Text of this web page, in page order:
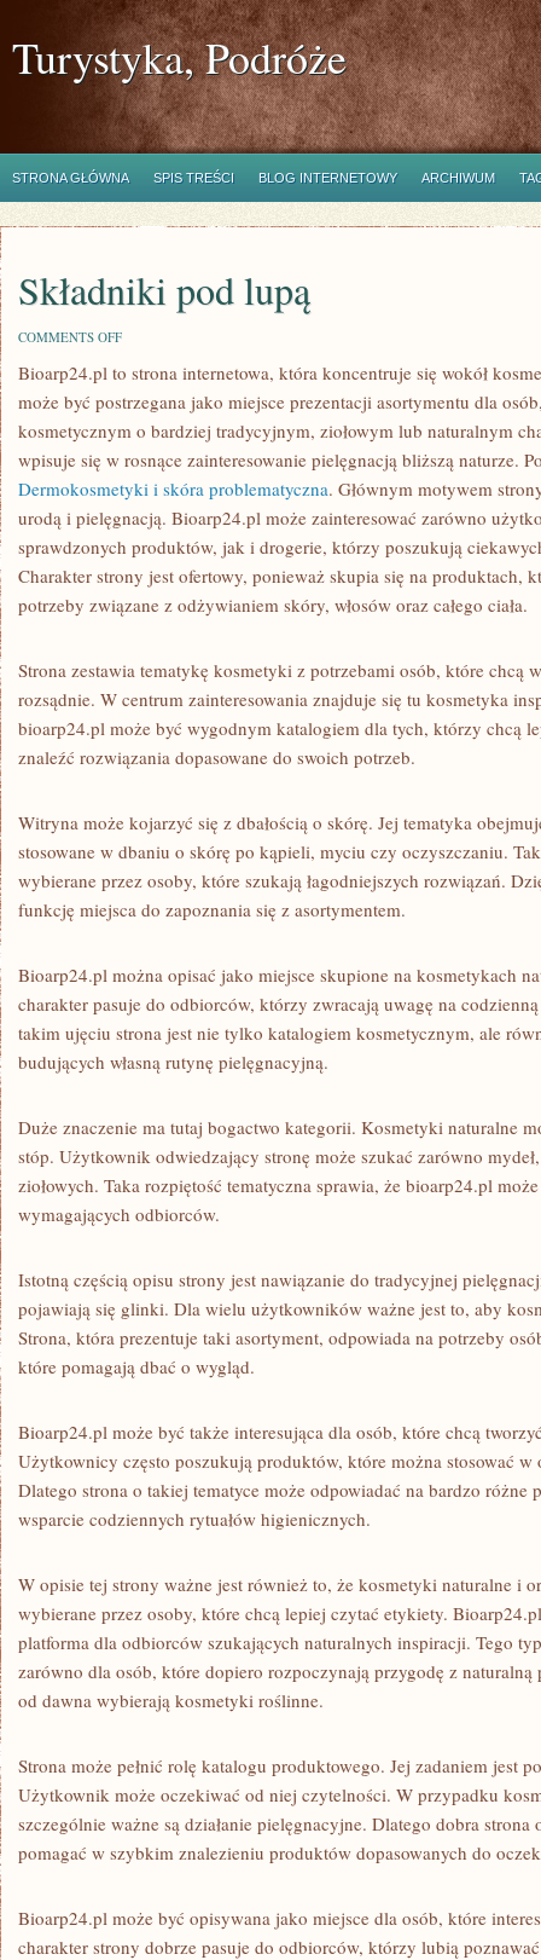
Turystyka, Podróże
STRONA GŁÓWNA SPIS TREŚCI BLOG INTERNETOWY ARCHIWUM
Składniki pod lupą
COMMENTS OFFON
POD
Bioarp24.pl to strona internetowa, która koncentruje się wokół
może być postrzegana jako miejsce prezentacji asortymentu dla
kosmetycznym o bardziej tradycyjnym, ziołowym lub naturalnym
wpisuje się w rosnące zainteresowanie pielęgnacją bliższą naturze.
Dermokosmetyki i skóra problematyczna. Głównym motywem
urodą i pielęgnacją. Bioarp24.pl może zainteresować zarówno
sprawdzonych produktów, jak i drogerie, którzy poszukują
Charakter strony jest ofertowy, ponieważ skupia się na produktach,
potrzeby związane z odżywianiem skóry, włosów oraz całego ciała.
Strona zestawia tematykę kosmetyki z potrzebami osób, które chcą
rozsądnie. W centrum zainteresowania znajduje się tu kosmetyka
bioarp24.pl może być wygodnym katalogiem dla tych, którzy chcą
znaleźć rozwiązania dopasowane do swoich potrzeb.
Witryna może kojarzyć się z dbałością o skórę. Jej tematyka
stosowane w dbaniu o skórę po kąpieli, myciu czy oczyszczaniu.
wybierane przez osoby, które szukają łagodniejszych rozwiązań.
funkcję miejsca do zapoznania się z asortymentem.
Bioarp24.pl można opisać jako miejsce skupione na kosmetykach
charakter pasuje do odbiorców, którzy zwracają uwagę na
takim ujęciu strona jest nie tylko katalogiem kosmetycznym, ale
budujących własną rutynę pielęgnacyjną.
Duże znaczenie ma tutaj bogactwo kategorii. Kosmetyki naturalne
stóp. Użytkownik odwiedzający stronę może szukać zarówno
ziołowych. Taka rozpiętość tematyczna sprawia, że bioarp24.pl
wymagających odbiorców.
Istotną częścią opisu strony jest nawiązanie do tradycyjnej
pojawiają się glinki. Dla wielu użytkowników ważne jest to, aby
Strona, która prezentuje taki asortyment, odpowiada na potrzeby
które pomagają dbać o wygląd.
Bioarp24.pl może być także interesująca dla osób, które chcą
Użytkownicy często poszukują produktów, które można stosować w
Dlatego strona o takiej tematyce może odpowiadać na bardzo
wsparcie codziennych rytuałów higienicznych.
W opisie tej strony ważne jest również to, że kosmetyki naturalne i
wybierane przez osoby, które chcą lepiej czytać etykiety.
platforma dla odbiorców szukających naturalnych inspiracji. Tego
zarówno dla osób, które dopiero rozpoczynają przygodę z
od dawna wybierają kosmetyki roślinne.
Strona może pełnić rolę katalogu produktowego. Jej zadaniem jest
Użytkownik może oczekiwać od niej czytelności. W przypadku
szczególnie ważne są działanie pielęgnacyjne. Dlatego dobra strona
pomagać w szybkim znalezieniu produktów dopasowanych do
Bioarp24.pl może być opisywana jako miejsce dla osób, które
charakter strony dobrze pasuje do odbiorców, którzy lubią